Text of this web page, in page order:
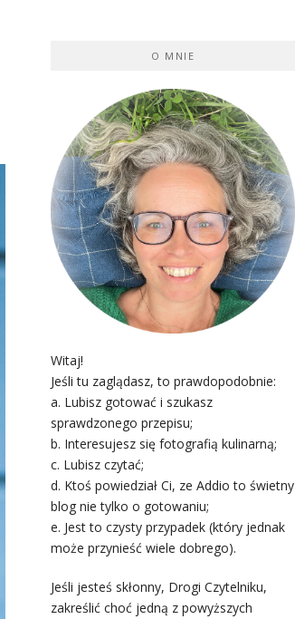
O MNIE
Witaj!
Jeśli tu zaglądasz, to prawdopodobnie:
a. Lubisz gotować i szukasz
sprawdzonego przepisu;
b. Interesujesz się fotografią kulinarną;
c. Lubisz czytać;
d. Ktoś powiedział Ci, ze Addio to świetny
blog nie tylko o gotowaniu;
e. Jest to czysty przypadek (który jednak
może przynieść wiele dobrego).
Jeśli jesteś skłonny, Drogi Czytelniku,
zakreślić choć jedną z powyższych